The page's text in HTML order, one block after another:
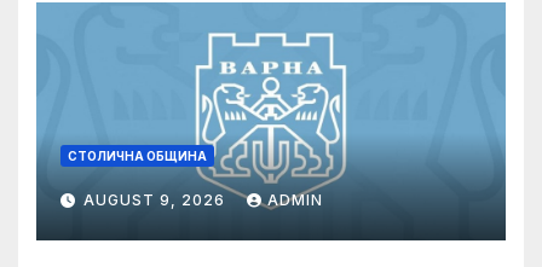
СТОЛИЧНА ОБЩИНА
AUGUST 9, 2026 ADMIN